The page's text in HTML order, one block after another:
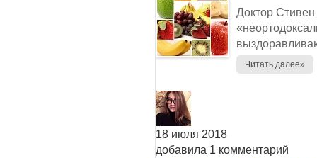
Доктор
Читать далее»
18 июля 2018
добавила 1 комментарий